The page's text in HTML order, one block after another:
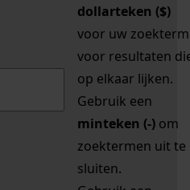
dollarteken ($)
voor uw zoekterm
voor resultaten
op elkaar lijken.
Gebruik een
minteken (-) om
zoektermen uit te
sluiten.